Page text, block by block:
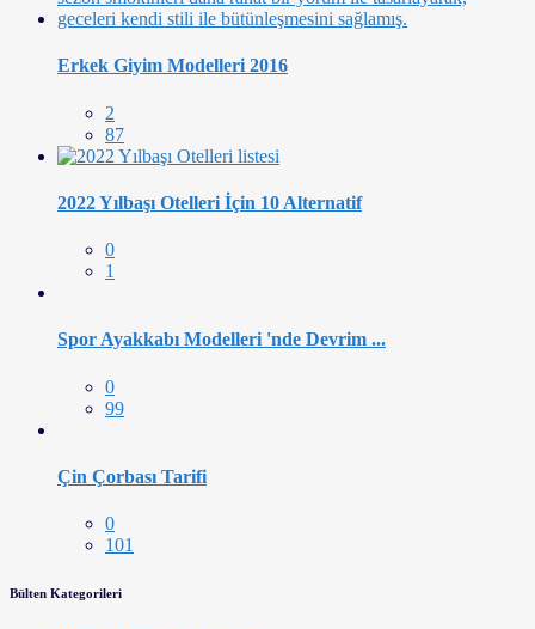
Erkek Giyim Modelleri 2016
2
87
2022 Yılbaşı Otelleri İçin 10 Alternatif
0
1
Spor Ayakkabı Modelleri 'nde Devrim ...
0
99
Çin Çorbası Tarifi
0
101
Bülten Kategorileri